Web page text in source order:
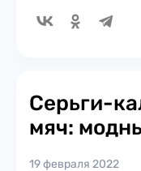
Серьги-
мяч:
19 февраля 2022